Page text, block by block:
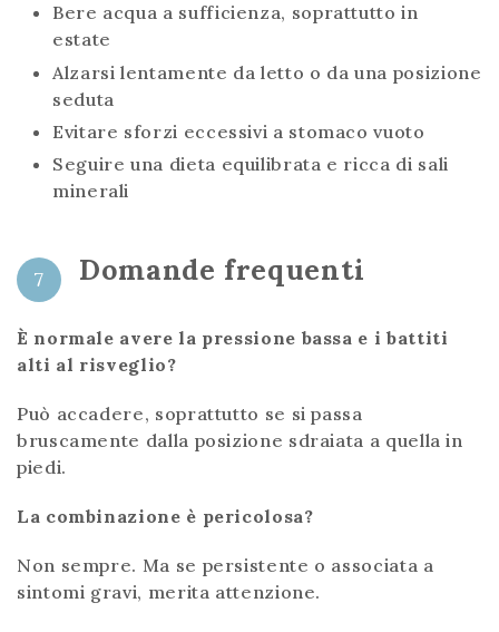
Bere acqua a sufficienza, soprattutto in
estate
Alzarsi lentamente da letto o da una posizione
seduta
Evitare sforzi eccessivi a stomaco vuoto
Seguire una dieta equilibrata e ricca di sali
minerali
7 Domande frequenti
È normale avere la pressione bassa e i battiti
alti al risveglio?
Può accadere, soprattutto se si passa
bruscamente dalla posizione sdraiata a quella in
piedi.
La combinazione è pericolosa?
Non sempre. Ma se persistente o associata a
sintomi gravi, merita attenzione.